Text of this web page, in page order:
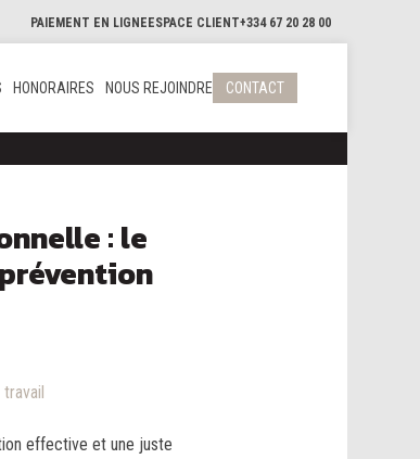
PAIEMENT EN LIGNE ESPACE CLIENT+334 67 20 28 00
HONORAIRES NOUS REJOINDRE CONTACT
: le
effective et une juste